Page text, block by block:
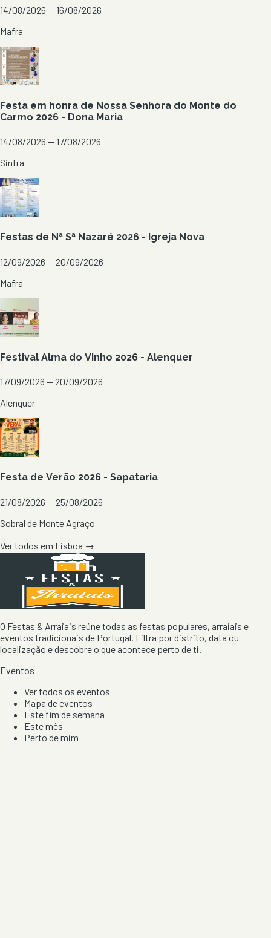
14/08/2026 — 16/08/2026
Mafra
Festa em honra de Nossa Senhora do Monte do
Carmo 2026 - Dona Maria
14/08/2026 — 17/08/2026
Sintra
Festas de Nª Sª Nazaré 2026 - Igreja Nova
12/09/2026 — 20/09/2026
Mafra
Festival Alma do Vinho 2026 - Alenquer
17/09/2026 — 20/09/2026
Alenquer
Festa de Verão 2026 - Sapataria
21/08/2026 — 25/08/2026
Sobral de Monte Agraço
Ver todos em Lisboa →
O Festas & Arraiais reúne todas as festas populares, arraiais e
eventos tradicionais de Portugal. Filtra por distrito, data ou
localização e descobre o que acontece perto de ti.
Eventos
Ver todos os eventos
Mapa de eventos
Este fim de semana
Este mês
Perto de mim